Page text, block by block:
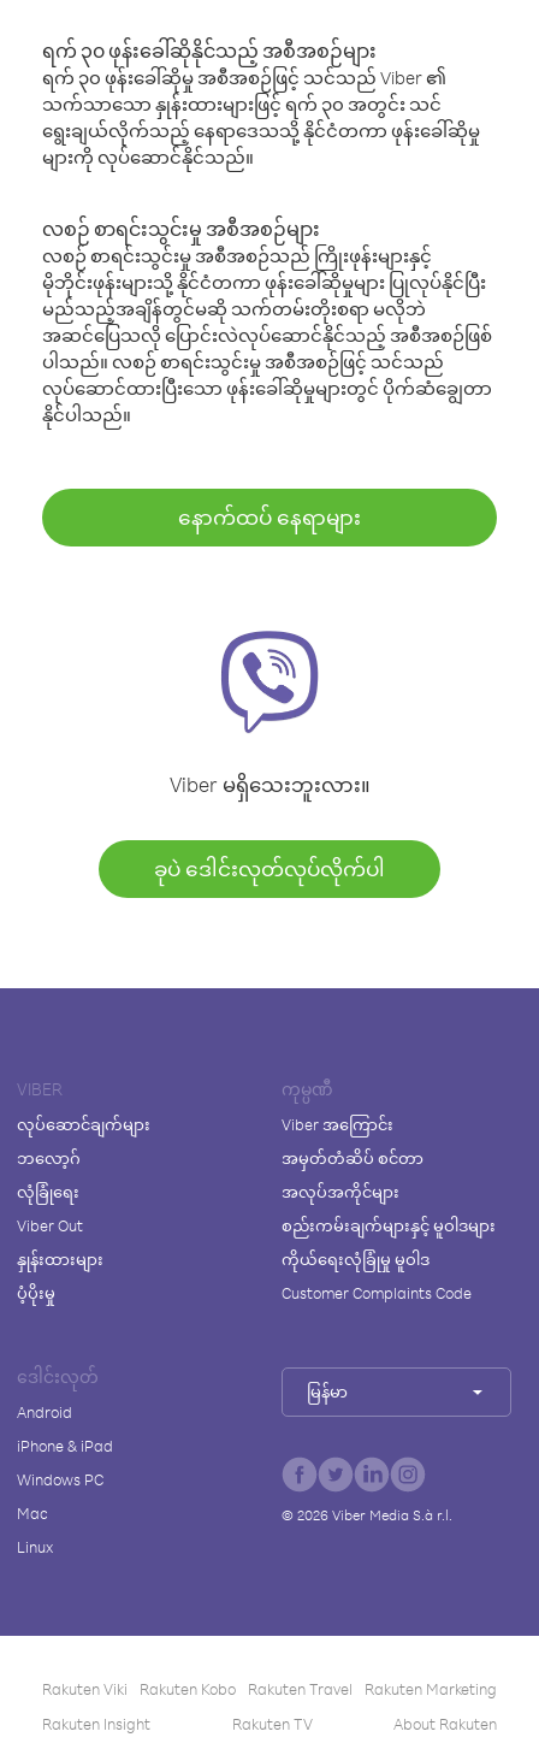
ရက် ၃၀ ဖုန်းခေါ်ဆိုနိုင်သည့် အစီအစဉ်များ
ရက် ၃၀ ဖုန်းခေါ်ဆိုမှု အစီအစဉ်ဖြင့် သင်သည် Viber ၏
သက်သာသော နှုန်းထားများဖြင့် ရက် ၃၀ အတွင်း သင်
ရွေးချယ်လိုက်သည့် နေရာဒေသသို့ နိုင်ငံတကာ ဖုန်းခေါ်ဆိုမှု
များကို လုပ်ဆောင်နိုင်သည်။
လစဉ် စာရင်းသွင်းမှု အစီအစဉ်များ
လစဉ် စာရင်းသွင်းမှု အစီအစဉ်သည် ကြိုးဖုန်းများနှင့်
မိုဘိုင်းဖုန်းများသို့ နိုင်ငံတကာ ဖုန်းခေါ်ဆိုမှုများ ပြုလုပ်နိုင်ပြီး
မည်သည့်အချိန်တွင်မဆို သက်တမ်းတိုးစရာ မလိုဘဲ
အဆင်ပြေသလို ပြောင်းလဲလုပ်ဆောင်နိုင်သည့် အစီအစဉ်ဖြစ်
ပါသည်။ လစဉ် စာရင်းသွင်းမှု အစီအစဉ်ဖြင့် သင်သည်
လုပ်ဆောင်ထားပြီးသော ဖုန်းခေါ်ဆိုမှုများတွင် ပိုက်ဆံချွေတာ
နိုင်ပါသည်။
နောက်ထပ် နေရာများ
Viber မရှိသေးဘူးလား။
ခုပဲ ဒေါင်းလုတ်လုပ်လိုက်ပါ
VIBER
လုပ်ဆောင်ချက်များ
ဘလော့ဂ်
လုံခြုံရေး
Viber Out
နှုန်းထားများ
ပံ့ပိုးမှု
ကုမ္ပဏီ
Viber အကြောင်း
အမှတ်တံဆိပ် စင်တာ
အလုပ်အကိုင်များ
စည်းကမ်းချက်များနှင့် မူဝါဒများ
ကိုယ်ရေးလုံခြုံမှု မူဝါဒ
Customer Complaints Code
ဒေါင်းလုတ်
Android
iPhone & iPad
Windows PC
Mac
Linux
မြန်မာ
© 2026Viber Media S.à r.l.
Rakuten Viki Rakuten Kobo Rakuten Travel
Rakuten Marketing
Rakuten Insight
Rakuten TV About Rakuten